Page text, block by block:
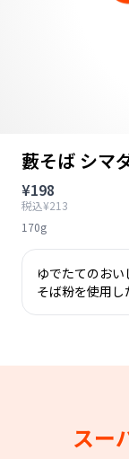
藪そば シマ
¥198
税込¥213
170g
ゆでたてのお
そば粉を使用し
スー